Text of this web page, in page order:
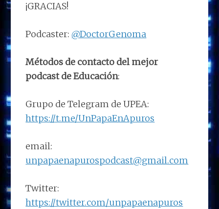
¡GRACIAS!
Podcaster: @DoctorGenoma
Métodos de contacto del mejor
podcast de Educación:
Grupo de Telegram de UPEA:
https://t.me/UnPapaEnApuros
email:
unpapaenapurospodcast@gmail.com
Twitter:
https://twitter.com/unpapaenapuros